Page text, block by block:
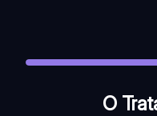
O
Qual foi o evento que